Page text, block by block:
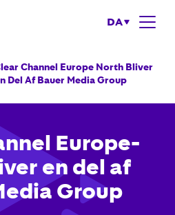
DA
Channel Europe North Bliver
Del Af Bauer Media Group
Europe-
en del af
Group